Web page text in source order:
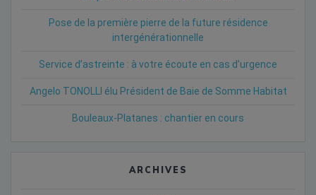
Pose de la première pierre de la future résidence
intergénérationnelle
Service d’astreinte : à votre écoute en cas d’urgence
Angelo TONOLLI élu Président de Baie de Somme Habitat
Bouleaux-Platanes : chantier en cours
ARCHIVES